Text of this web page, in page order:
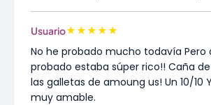
Usuario★★★★★
No he probado mucho todavía Pero
probado estaba súper rico!! Caña
las galletas de amoung us! Un 10/10
muy amable.